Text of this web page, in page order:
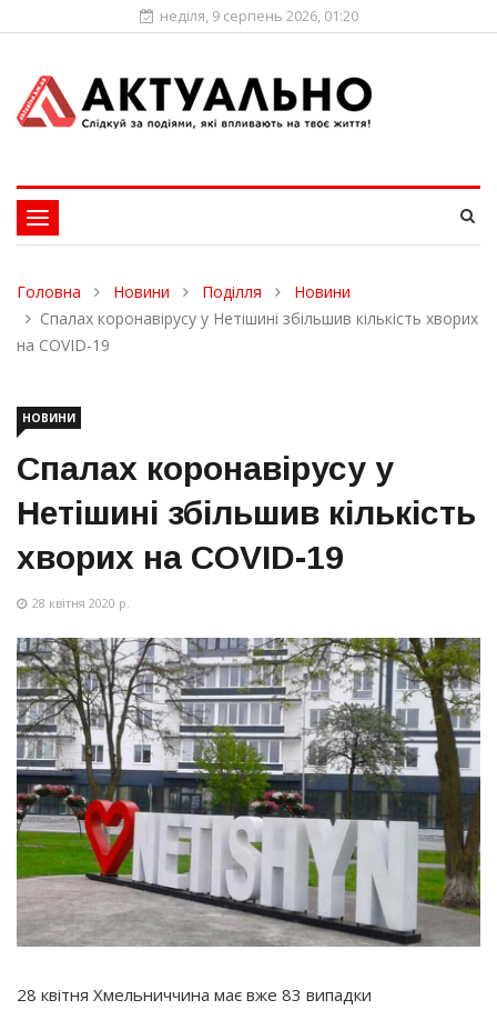
неділя, 9 серпень 2026, 01:20
Toggle
navigation
Головна Новини Поділля
Новини
Спалах коронавірусу у Нетішині збільшив кількість хворих
на COVID-19
НОВИНИ
Спалах коронавірусу у
Нетішині збільшив кількість
хворих на COVID-19
28 квітня 2020 р.
28 квітня Хмельниччина має вже 83 випадки